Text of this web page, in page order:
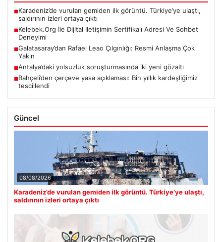
■Karadeniz’de vurulan gemiden ilk görüntü. Türkiye’ye ulaştı,
saldırının izleri ortaya çıktı
■Kelebek.Org İle Dijital İletişimin Sertifikalı Adresi Ve Sohbet
Deneyimi
■Galatasaray’dan Rafael Leao Çılgınlığı: Resmi Anlaşma Çok
Yakın
■Antalya’daki yolsuzluk soruşturmasında iki yeni gözaltı
■Bahçeli’den çerçeve yasa açıklaması: Bin yıllık kardeşliğimiz
tescillendi
Güncel
08/08/2026
Karadeniz’de vurulan gemiden ilk görüntü. Türkiye’ye ulaştı,
saldırının izleri ortaya çıktı